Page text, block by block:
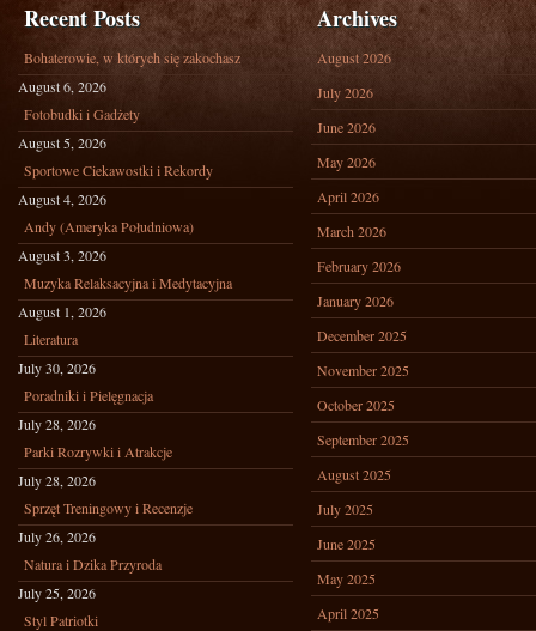
Recent Posts
Bohaterowie, w których się zakochasz
August 6, 2026
Fotobudki i Gadżety
August 5, 2026
Sportowe Ciekawostki i Rekordy
August 4, 2026
Andy (Ameryka Południowa)
August 3, 2026
Muzyka Relaksacyjna i Medytacyjna
August 1, 2026
Literatura
July 30, 2026
Poradniki i Pielęgnacja
July 28, 2026
Parki Rozrywki i Atrakcje
July 28, 2026
Sprzęt Treningowy i Recenzje
July 26, 2026
Natura i Dzika Przyroda
July 25, 2026
Styl Patriotki
Archives
August 2026
July 2026
June 2026
May 2026
April 2026
March 2026
February 2026
January 2026
December 2025
November 2025
October 2025
September 2025
August 2025
July 2025
June 2025
May 2025
April 2025